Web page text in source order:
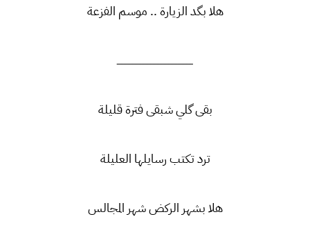
هلا بگد الزيارة .. موسم الفزعة
ـــــــــــــــــــــــــــــــــــــــــــــــــــــــ
بقى گلي شبقى فترة قليلة
ترد تكتب رسايلها العليلة
هلا بشهر الركض شهر المجالس